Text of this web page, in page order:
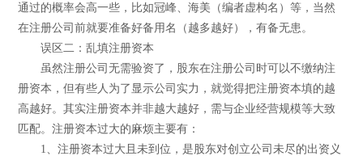
通过的概率会高一些，比如冠峰、海美（编者虚构名）等，当然
在注册公司前就要准备好备用名（越多越好），有备无患。
误区二：乱填注册资本
虽然注册公司无需验资了，股东在注册公司时可以不缴纳注
册资本，但有些人为了显示公司实力，就觉得把注册资本填的越
高越好。其实注册资本并非越大越好，需与企业经营规模等大致
匹配。注册资本过大的麻烦主要有：
1、注册资本过大且未到位，是股东对创立公司未尽的出资义